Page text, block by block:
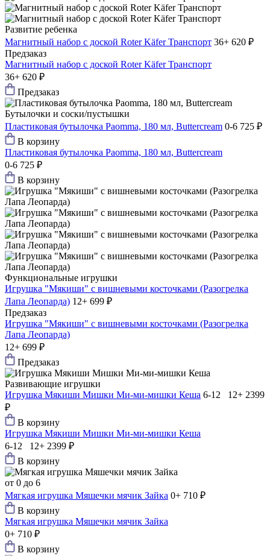
Развитие ребенка
Магнитный набор с доской Roter Käfer Транспорт 36+ 620 ₽
Предзаказ
Магнитный набор с доской Roter Käfer Транспорт
36+ 620 ₽
Предзаказ
Бутылочки и соски/пустышки
Пластиковая бутылочка Paomma, 180 мл, Buttercream 0-6 725 ₽
В корзину
Пластиковая бутылочка Paomma, 180 мл, Buttercream
0-6 725 ₽
В корзину
Функциональные игрушки
Игрушка "Мякиши" с вишневыми косточками (Разогрелка
Лапа Леопарда) 12+ 699 ₽
Предзаказ
Игрушка "Мякиши" с вишневыми косточками (Разогрелка
Лапа Леопарда)
12+ 699 ₽
Предзаказ
Развивающие игрушки
Игрушка Мякиши Мишки Ми-ми-мишки Кеша 6-12 12+ 2399
₽
В корзину
Игрушка Мякиши Мишки Ми-ми-мишки Кеша
6-12 12+ 2399 ₽
В корзину
от 0 до 6
Мягкая игрушка Мяшечки мячик Зайка 0+ 710 ₽
В корзину
Мягкая игрушка Мяшечки мячик Зайка
0+ 710 ₽
В корзину